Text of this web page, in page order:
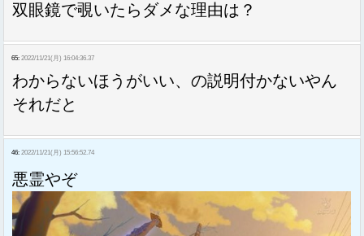
双眼鏡で覗いたらダメな理由は？
65: 2022/11/21(月) 16:04:36.37
わからないほうがいい、の説明付かないやん
それだと
46: 2022/11/21(月) 15:56:52.74
悪霊やぞ